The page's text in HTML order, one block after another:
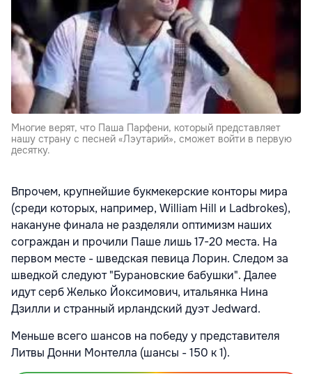
Многие верят, что Паша Парфени, который представляет
нашу страну с песней «Лэутарий», сможет войти в первую
десятку.
Впрочем, крупнейшие букмекерские конторы мира
(среди которых, например, William Hill и Ladbrokes),
накануне финала не разделяли оптимизм наших
сограждан и прочили Паше лишь 17-20 места. На
первом месте - шведская певица Лорин. Следом за
шведкой следуют "Бурановские бабушки". Далее
идут серб Желько Йоксимович, итальянка Нина
Дзилли и странный ирландский дуэт Jedward.
Меньше всего шансов на победу у представителя
Литвы Донни Монтелла (шансы - 150 к 1).